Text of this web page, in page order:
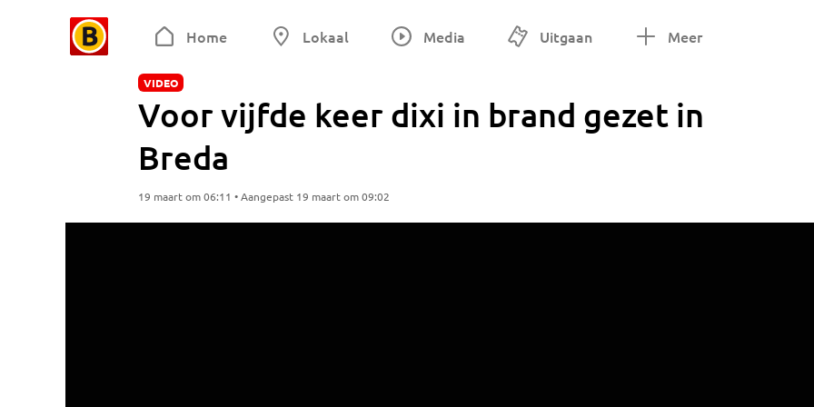
Home Lokaal Media Uitgaan Meer
VIDEO
Voor vijfde keer dixi in brand gezet in
Breda
19 maart om 06:11 • Aangepast 19 maart om 09:02